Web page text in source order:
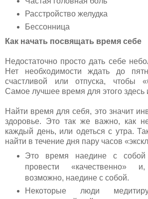
Расстройство желудка
Бессонница
Как начать посвящать время себе
Недостаточно просто дать себе
Нет необходимости ждать до
счастливой или отпуска, чтобы
Самое лучшее время для этого здесь
Найти время для себя, это значит
здоровье. Это так же важно, как
каждый день, или одеться с утра.
найти в течение дня пару часов
Это время наедине с
провести «качественно»
возможно, наедине с собой.
Некоторые люди